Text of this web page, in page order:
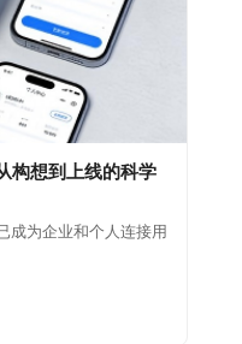
构想到上线的科学
成为企业和个人连接用